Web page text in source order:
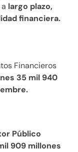
largo plazo,
financiera.
Financieros
35 mil 940
Público
909 millones